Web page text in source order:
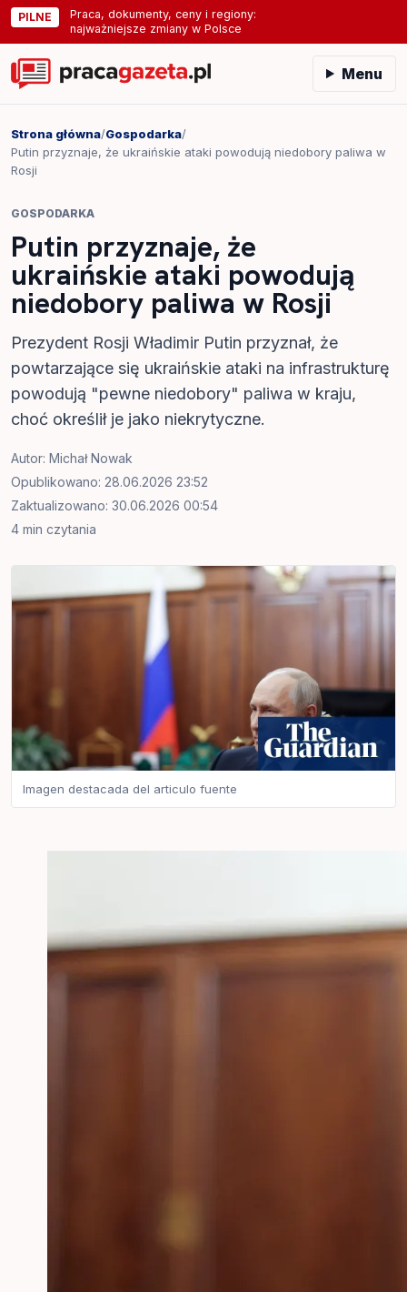
PILNE
Praca, dokumenty, ceny i regiony:
najważniejsze zmiany w Polsce
Menu
Strona główna/Gospodarka/
Putin przyznaje, że ukraińskie ataki powodują niedobory paliwa w
Rosji
GOSPODARKA
Putin przyznaje, że
ukraińskie ataki powodują
niedobory paliwa w Rosji
Prezydent Rosji Władimir Putin przyznał, że
powtarzające się ukraińskie ataki na infrastrukturę
powodują "pewne niedobory" paliwa w kraju,
choć określił je jako niekrytyczne.
Autor: Michał Nowak
Opublikowano: 28.06.2026 23:52
Zaktualizowano: 30.06.2026 00:54
4 min czytania
Imagen destacada del articulo fuente